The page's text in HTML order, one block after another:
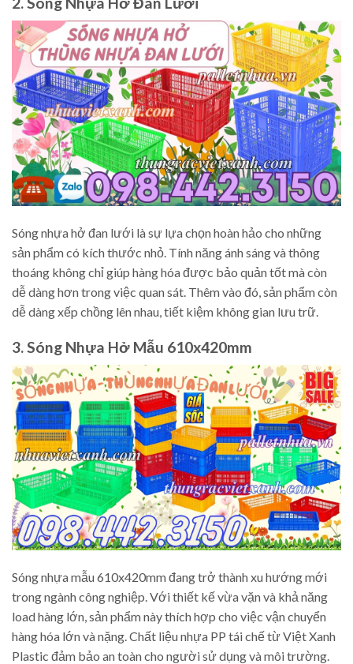
Sóng nhựa hở đan lưới là sự lựa chọn hoàn hảo cho những
sản phẩm có kích thước nhỏ. Tính năng ánh sáng và thông
thoáng không chỉ giúp hàng hóa được bảo quản tốt mà còn
dễ dàng hơn trong việc quan sát. Thêm vào đó, sản phẩm còn
dễ dàng xếp chồng lên nhau, tiết kiệm không gian lưu trữ.
3. Sóng Nhựa Hở Mẫu 610x420mm
Sóng nhựa mẫu 610x420mm đang trở thành xu hướng mới
trong ngành công nghiệp. Với thiết kế vừa vặn và khả năng
load hàng lớn, sản phẩm này thích hợp cho việc vận chuyển
hàng hóa lớn và nặng. Chất liệu nhựa PP tái chế từ Việt Xanh
Plastic đảm bảo an toàn cho người sử dụng và môi trường.